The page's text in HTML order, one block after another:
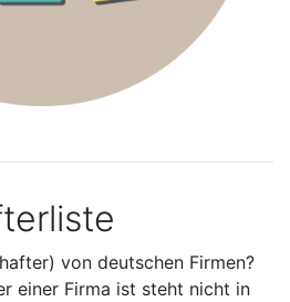
von deutschen Firmen?
einer Firma ist steht nicht in